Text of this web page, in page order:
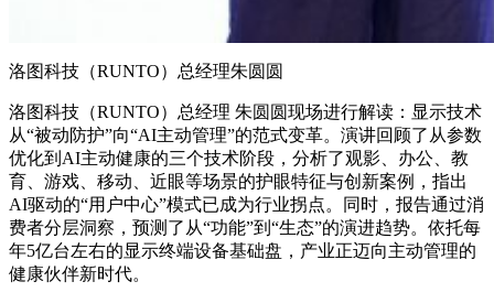
洛图科技（RUNTO）总经理朱圆圆
洛图科技（RUNTO）总经理 朱圆圆现场进行解读：显示技术
从“被动防护”向“AI主动管理”的范式变革。演讲回顾了从参数
优化到AI主动健康的三个技术阶段，分析了观影、办公、教
育、游戏、移动、近眼等场景的护眼特征与创新案例，指出
AI驱动的“用户中心”模式已成为行业拐点。同时，报告通过消
费者分层洞察，预测了从“功能”到“生态”的演进趋势。依托每
年5亿台左右的显示终端设备基础盘，产业正迈向主动管理的
健康伙伴新时代。